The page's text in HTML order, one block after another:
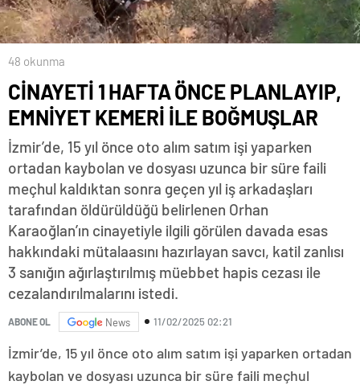
48 okunma
CİNAYETİ 1 HAFTA ÖNCE PLANLAYIP,
EMNİYET KEMERİ İLE BOĞMUŞLAR
İzmir’de, 15 yıl önce oto alım satım işi yaparken
ortadan kaybolan ve dosyası uzunca bir süre faili
meçhul kaldıktan sonra geçen yıl iş arkadaşları
tarafından öldürüldüğü belirlenen Orhan
Karaoğlan’ın cinayetiyle ilgili görülen davada esas
hakkındaki mütalaasını hazırlayan savcı, katil zanlısı
3 sanığın ağırlaştırılmış müebbet hapis cezası ile
cezalandırılmalarını istedi.
ABONE OL News 11/02/2025 02:21
İzmir’de, 15 yıl önce oto alım satım işi yaparken ortadan
kaybolan ve dosyası uzunca bir süre faili meçhul